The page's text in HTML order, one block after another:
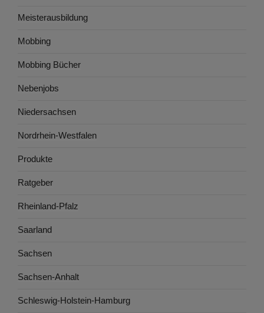
Meisterausbildung
Mobbing
Mobbing Bücher
Nebenjobs
Niedersachsen
Nordrhein-Westfalen
Produkte
Ratgeber
Rheinland-Pfalz
Saarland
Sachsen
Sachsen-Anhalt
Schleswig-Holstein-Hamburg